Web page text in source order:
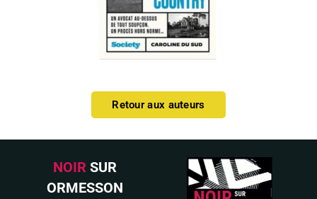
Retour aux auteurs
NOIRSUR
ORMESSON